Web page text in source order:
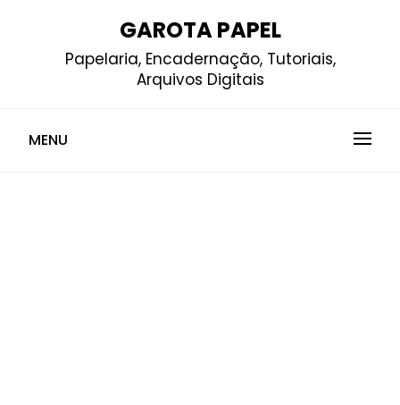
GAROTA PAPEL
Papelaria, Encadernação, Tutoriais,
Arquivos Digitais
MENU